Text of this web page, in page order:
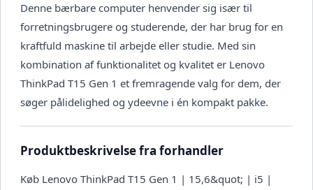
Denne bærbare computer henvender sig især til
forretningsbrugere og studerende, der har brug for en
kraftfuld maskine til arbejde eller studie. Med sin
kombination af funktionalitet og kvalitet er Lenovo
ThinkPad T15 Gen 1 et fremragende valg for dem, der
søger pålidelighed og ydeevne i én kompakt pakke.
Produktbeskrivelse fra forhandler
Køb Lenovo ThinkPad T15 Gen 1 | 15,6&quot; | i5 |